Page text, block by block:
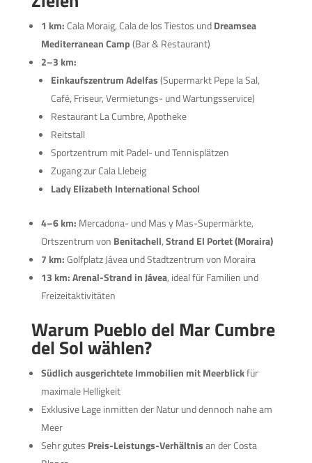
1 km:Cala Moraig, Cala de los Tiestos undDreamsea
Mediterranean Camp(Bar & Restaurant)
2–3 km:
Einkaufszentrum Adelfas(Supermarkt Pepe la Sal,
Café, Friseur, Vermietungs- und Wartungsservice)
Restaurant La Cumbre, Apotheke
Reitstall
Sportzentrum mit Padel- und Tennisplätzen
Zugang zur Cala Llebeig
Lady Elizabeth International School
4–6 km: Mercadona- und Mas y Mas-Supermärkte,
Ortszentrum von Benitachell,Strand El Portet (Moraira)
7 km:Golfplatz Jávea und Stadtzentrum von Moraira
13 km:Arenal-Strand in Jávea, ideal für Familien und
Freizeitaktivitäten
Warum Pueblo del Mar Cumbre
del Sol wählen?
Südlich ausgerichtete Immobilien mit Meerblickfür
maximale Helligkeit
Exklusive Lage inmitten der Natur und dennoch nahe am
Meer
Sehr gutes Preis-Leistungs-Verhältnisan der Costa